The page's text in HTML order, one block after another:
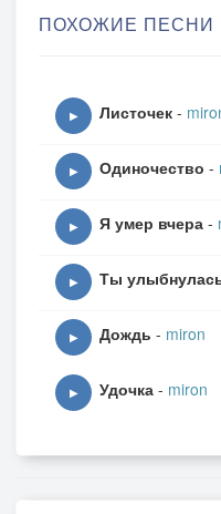
ПОХОЖИЕ ПЕСНИ
▶ Листочек -
▶ Одиночество -
▶ Я умер вчера -
▶ Ты
▶ Дождь - miron
▶ Удочка - miron